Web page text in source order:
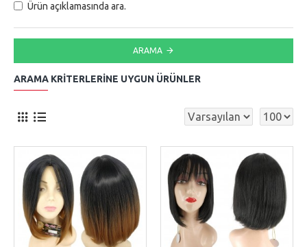
Ürün açıklamasında ara.
ARAMA
ARAMA KRITERLERINE UYGUN ÜRÜNLER